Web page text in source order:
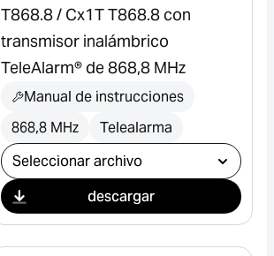
T868.8 / Cx1T T868.8 con
transmisor inalámbrico
TeleAlarm® de 868,8 MHz
Manual de instrucciones
868,8 MHz
Telealarma
Seleccionar descarga
descargar